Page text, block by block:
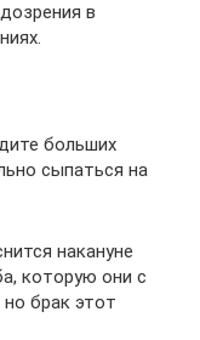
в
больших
сыпаться на
накануне
которую они с
брак этот